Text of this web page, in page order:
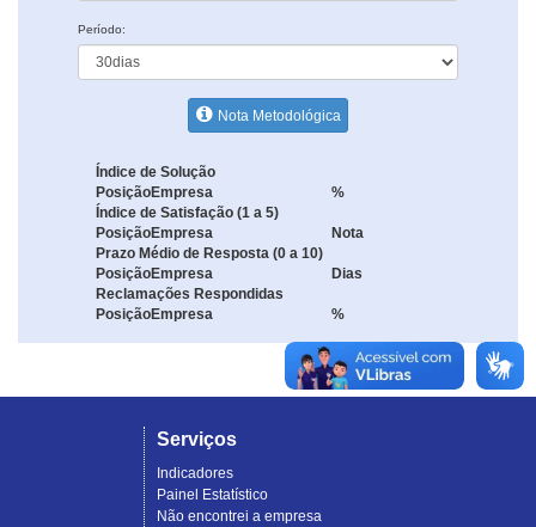
Período:
Nota Metodológica
Índice de Solução
PosiçãoEmpresa
%
Índice de Satisfação (1 a 5)
PosiçãoEmpresa
Nota
Prazo Médio de Resposta (0 a 10)
PosiçãoEmpresa
Dias
Reclamações Respondidas
PosiçãoEmpresa %
Serviços
Indicadores
Painel Estatístico
Não encontrei a empresa